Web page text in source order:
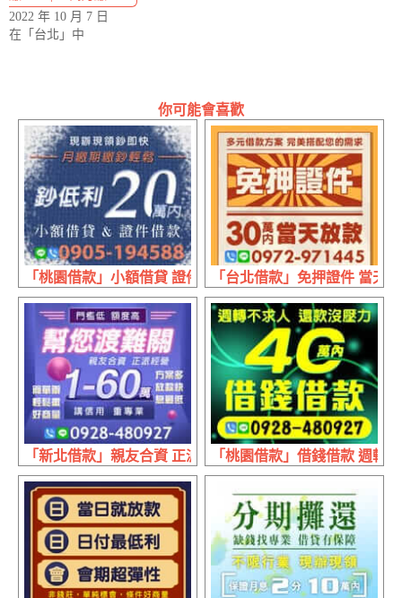
2022 年 10 月 7 日
在「台北」中
你可能會喜歡
「桃園借款」小額借貸 證件借款 | 20萬內 月繳期繳現辦現領
「台北借款」免押證件 當天
「新北借款」親友合資 正派經營 | 1~60萬 講信用重專業
「桃園借款」借錢借款 週轉